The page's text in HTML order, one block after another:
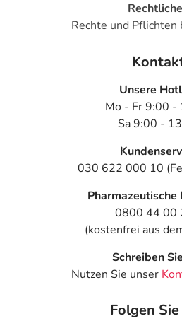
Rechte und Pflichten
Unsere
Mo - Fr 9:00 -
Sa 9:00 -
030 622 000 10
Pharmazeutische
0800 44 00
(kostenfrei aus
Schreiben
Nutzen Sie unser
Folgen